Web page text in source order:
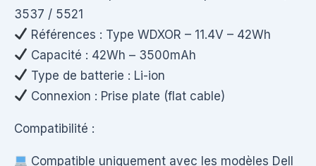
3537 / 5521
Références : Type WDXOR – 11.4V – 42Wh
Capacité : 42Wh – 3500mAh
Type de batterie : Li-ion
Connexion : Prise plate (flat cable)
Compatibilité :
Compatible uniquement avec les modèles Dell